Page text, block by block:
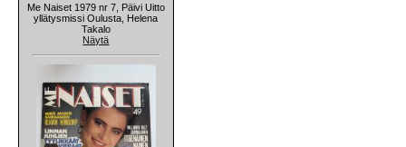
Me Naiset 1979 nr 7, Päivi Uitto
yllätysmissi Oulusta, Helena
Takalo
Näytä